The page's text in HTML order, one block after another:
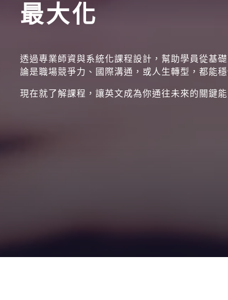
最大化
透過專業師資與系統化課程設計，幫助學員從基
論是職場競爭力、國際溝通，或人生轉型，都能穩
現在就了解課程，讓英文成為你通往未來的關鍵能